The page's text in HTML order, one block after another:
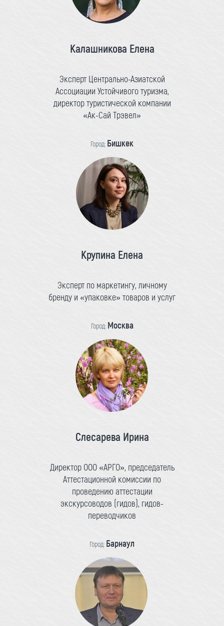
Калашникова Елена
Эксперт Центрально-Азиатской
Ассоциации Устойчивого туризма,
директор туристической компании
«Ак-Сай Трэвел»
Город: Бишкек
Крупина Елена
Эксперт по маркетингу, личному
бренду и «упаковке» товаров и услуг
Город: Москва
Слесарева Ирина
Директор ООО «АРГО», председатель
Аттестационной комиссии по
проведению аттестации
экскурсоводов (гидов), гидов-
переводчиков
Город: Барнаул